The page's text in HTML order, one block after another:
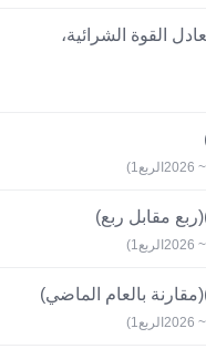
القوة الشرائية،